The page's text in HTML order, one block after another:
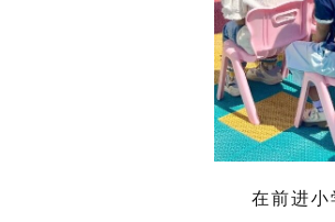
在前进